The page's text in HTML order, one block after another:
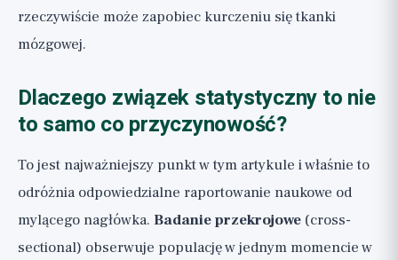
rzeczywiście może zapobiec kurczeniu się tkanki
mózgowej.
Dlaczego związek statystyczny to nie
to samo co przyczynowość?
To jest najważniejszy punkt w tym artykule i właśnie to
odróżnia odpowiedzialne raportowanie naukowe od
mylącego nagłówka. Badanie przekrojowe (cross-
sectional) obserwuje populację w jednym momencie w